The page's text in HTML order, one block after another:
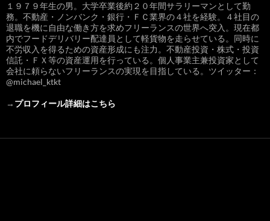
１９７９年生の男。大学卒業後約２０年間サラリーマンとして勤
務。不動産・ノンバンク・銀行・ＦＣ業界の４社を経験。４社目の
退職を機に自由な働き方を求めフリーランスの世界へ突入。現在都
内でフードデリバリー配達員として軽貨物を走らせている。同時に
不労収入を得るための資産形成にも注力。不動産投資・株式・投資
信託・ＦＸ等の資産運用を行っている。個人事業主兼投資家として
会社に頼らないフリーランスの実現を目指している。ツイッター：
@michael_ktkt
→ プロフィール詳細はこちら